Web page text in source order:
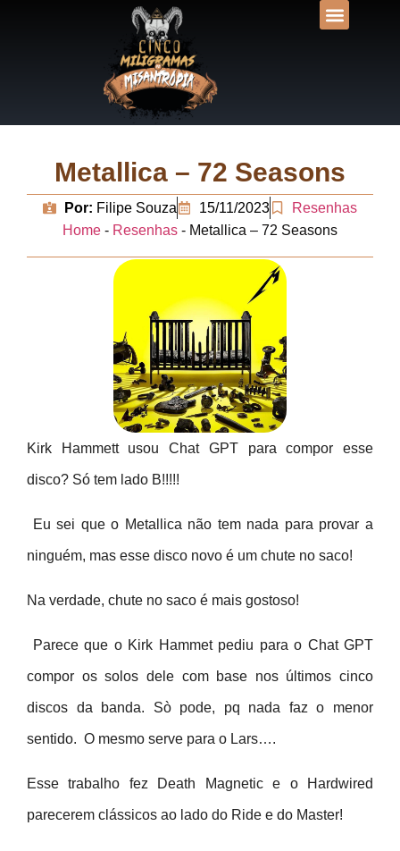
Metallica – 72 Seasons
Por: Filipe Souza 15/11/2023
Resenhas
Home - Resenhas - Metallica – 72 Seasons
Kirk Hammett usou Chat GPT para compor esse
disco? Só tem lado B!!!!!
Eu sei que o Metallica não tem nada para provar a
ninguém, mas esse disco novo é um chute no saco!
Na verdade, chute no saco é mais gostoso!
Parece que o Kirk Hammet pediu para o Chat GPT
compor os solos dele com base nos últimos cinco
discos da banda. Sò pode, pq nada faz o menor
sentido. O mesmo serve para o Lars….
Esse trabalho fez Death Magnetic e o Hardwired
parecerem clássicos ao lado do Ride e do Master!